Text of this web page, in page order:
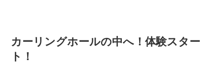
カーリングホールの中へ！体験スター
ト！